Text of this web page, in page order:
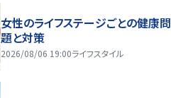
女性のライフステージごとの健康問
題と対策
2026/08/06 19:00ライフスタイル